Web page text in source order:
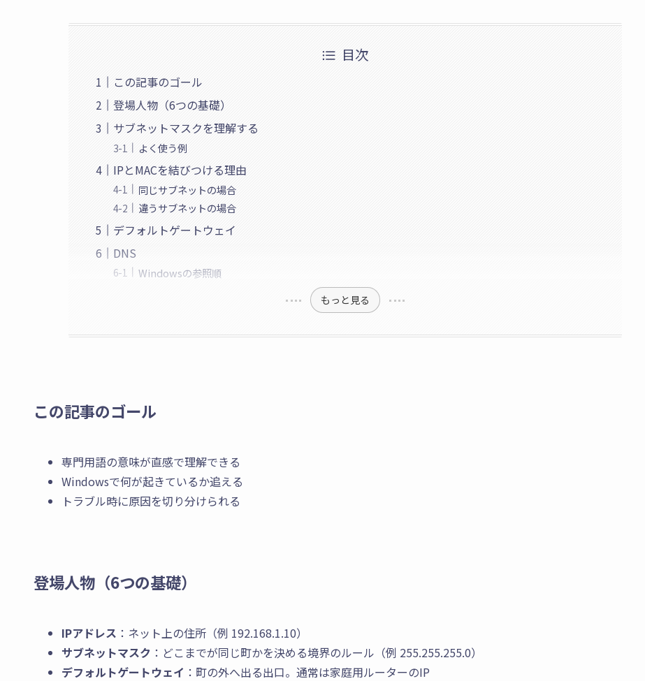
目次
この記事のゴール
登場人物（6つの基礎）
サブネットマスクを理解する
よく使う例
IPとMACを結びつける理由
同じサブネットの場合
違うサブネットの場合
デフォルトゲートウェイ
DNS
Windowsの参照順
もっと見る
この記事のゴール
専門用語の意味が直感で理解できる
Windowsで何が起きているか追える
トラブル時に原因を切り分けられる
登場人物（6つの基礎）
IPアドレス ：ネット上の住所（例 192.168.1.10）
サブネットマスク ：どこまでが同じ町かを決める境界のルール（例 255.255.255.0）
デフォルトゲートウェイ ：町の外へ出る出口。通常は家庭用ルーターのIP